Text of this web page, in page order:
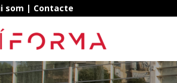
som | Contacte